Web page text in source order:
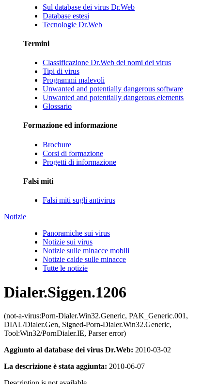
Sul database dei virus Dr.Web
Database estesi
Tecnologie Dr.Web
Termini
Classificazione Dr.Web dei nomi dei virus
Tipi di virus
Programmi malevoli
Unwanted and potentially dangerous software
Unwanted and potentially dangerous elements
Glossario
Formazione ed informazione
Brochure
Corsi di formazione
Progetti di informazione
Falsi miti
Falsi miti sugli antivirus
Notizie
Panoramiche sui virus
Notizie sui virus
Notizie sulle minacce mobili
Notizie calde sulle minacce
Tutte le notizie
Dialer.Siggen.1206
(not-a-virus:Porn-Dialer.Win32.Generic, PAK_Generic.001,
DIAL/Dialer.Gen, Signed-Porn-Dialer.Win32.Generic,
Tool:Win32/PornDialer.IE, Parser error)
Aggiunto al database dei virus Dr.Web: 2010-03-02
La descrizione è stata aggiunta: 2010-06-07